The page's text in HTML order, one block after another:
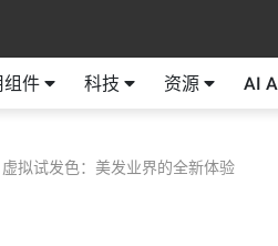
组件 科技 资源 AI
虚拟试发色：美发业界的全新体验